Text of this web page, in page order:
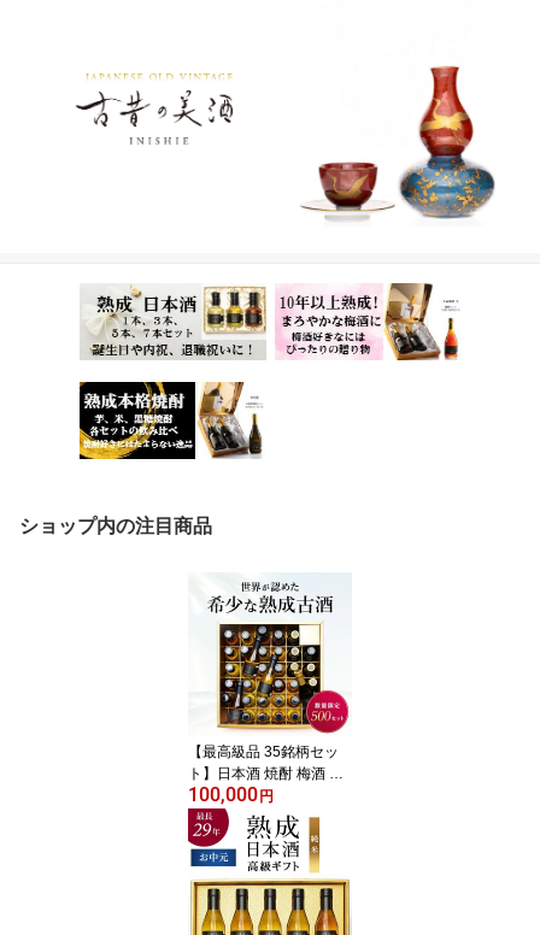
ショップ内の注目商品
【最高級品 35銘柄セッ
ト】日本酒 焼酎 梅酒 泡
盛 ギフト プレゼント 飲
み比べセット 飲み比べ
長期熟成 希少 古酒 最長4
1年 『古昔の美酒 時』 /
父の日 お中元 御中元 ギ
フト 送料無料 お酒 ビジ
ネス 贈答品 ご挨拶 社長
100,000 円